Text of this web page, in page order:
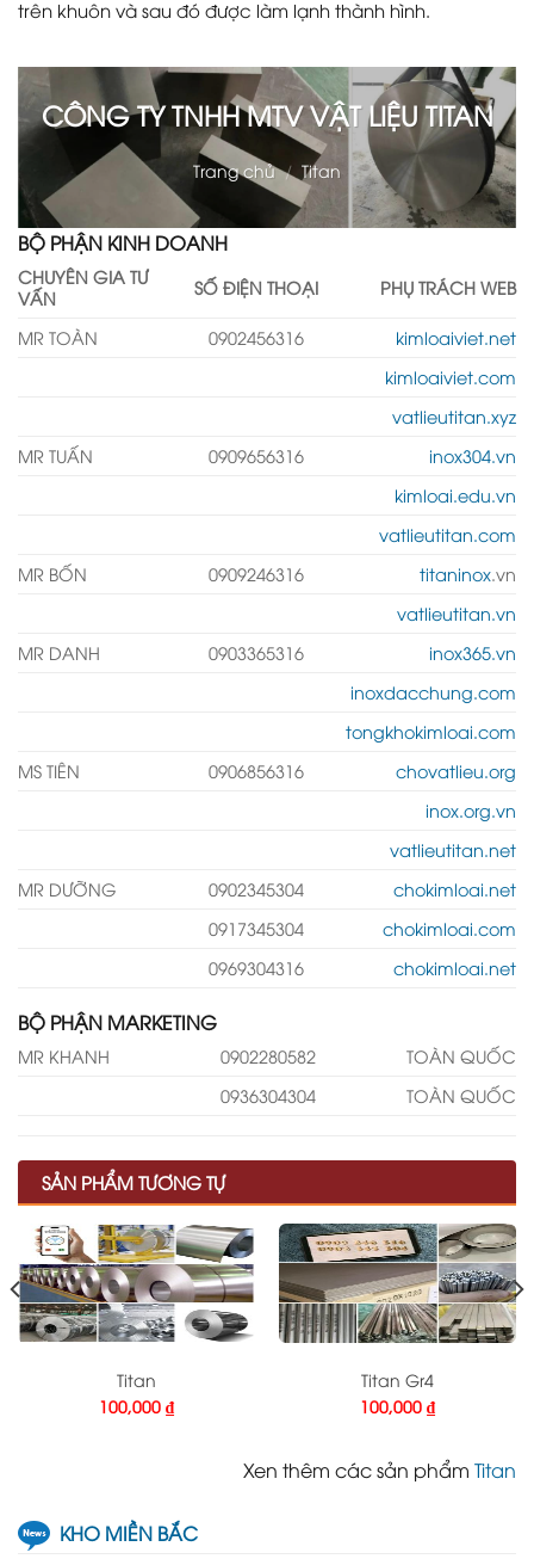
trên khuôn và sau đó được làm lạnh thành hình.
CÔNG TY TNHH MTV VẬT LIỆU TITAN
Trang chủ / Titan
BỘ PHẬN KINH DOANH
CHUYÊN GIA TƯ
VẤN
SỐ ĐIỆN THOẠI PHỤ TRÁCH WEB
MR TOÀN 0902456316
kimloaiviet.net
kimloaiviet.com
vatlieutitan.xyz
MR TUẤN
0909656316
inox304.vn
kimloai.edu.vn
vatlieutitan.com
MR BỐN
0909246316 titaninox.vn
vatlieutitan.vn
MR DANH
0903365316
inox365.vn
inoxdacchung.com
tongkhokimloai.com
MS TIÊN
0906856316
chovatlieu.org
inox.org.vn
vatlieutitan.net
MR DƯỠNG
0902345304
chokimloai.net
0917345304
chokimloai.com
0969304316
chokimloai.net
BỘ PHẬN MARKETING
MR KHANH 0902280582
TOÀN QUỐC
0936304304
TOÀN QUỐC
SẢN PHẨM TƯƠNG TỰ
Titan
100,000 ₫
Titan Gr4
100,000 ₫
Xen thêm các sản phẩm Titan
KHO MIỀN BẮC